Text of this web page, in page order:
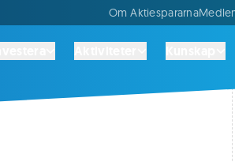
Om Aktiespararna